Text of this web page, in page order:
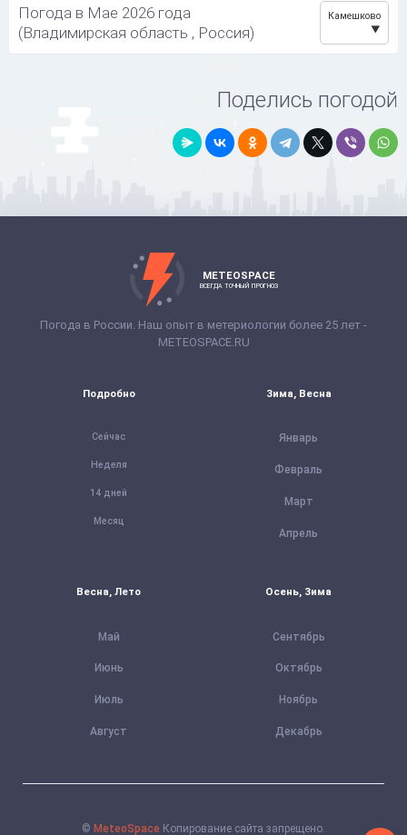
Погода в Мае 2026 года
(Владимирская область , Россия)
Камешково
Поделись погодой
METEOSPACE
ВСЕГДА ТОЧНЫЙ ПРОГНОЗ
Погода в России. Наш опыт в метериологии более 25 лет -
METEOSPACE.RU
Подробно
Сейчас
Неделя
14 дней
Месяц
Зима, Весна
Январь
Февраль
Март
Апрель
Весна, Лето
Май
Июнь
Июль
Август
Осень, Зима
Сентябрь
Октябрь
Ноябрь
Декабрь
© MeteoSpace Копирование сайта запрещено.